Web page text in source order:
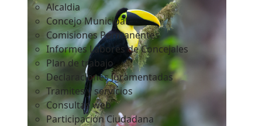
Alcaldia
Concejo Municipal
Comisiones Permanentes
Informes Labores de Concejales
Plan de trabajo
Declaraciones Juramentadas
Tramites y servicios
Consultas web
Participación Ciudadana